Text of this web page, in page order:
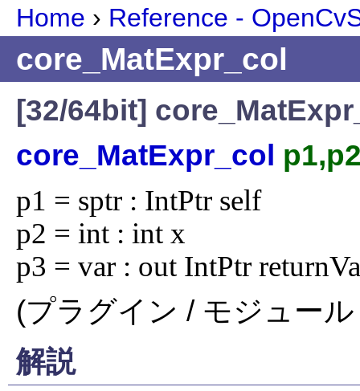
Home › Reference -
core_MatExpr_col
[32/64bit]
core_MatExpr_col
p1 = sptr : IntPtr self
p2 = int : int x
p3 = var : out IntPtr
(プラグイン / モジュー
解説